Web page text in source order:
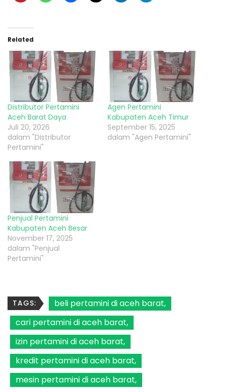
Related
Distributor Pertamini
Aceh Barat Daya
Juli 20, 2026
dalam "Distributor
Pertamini"
Agen Pertamini
Kabupaten Aceh Timur
September 15, 2025
dalam "Agen Pertamini"
Penjual Pertamini
Kabupaten Aceh Besar
November 17, 2025
dalam "Penjual
Pertamini"
TAGS:
beli pertamini di aceh barat
cari pertamini di aceh barat
izin pertamini di aceh barat
kredit pertamini di aceh barat
mesin pertamini di aceh barat